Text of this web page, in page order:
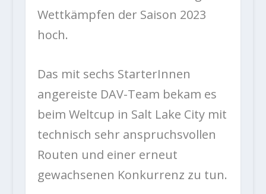
Wettkämpfen der Saison 2023
hoch.
Das mit sechs StarterInnen
angereiste DAV-Team bekam es
beim Weltcup in Salt Lake City mit
technisch sehr anspruchsvollen
Routen und einer erneut
gewachsenen Konkurrenz zu tun.